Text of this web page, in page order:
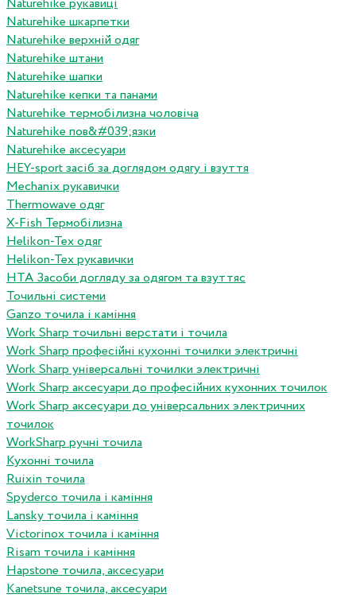
Naturehike рукавиці
Naturehike шкарпетки
Naturehike верхній одяг
Naturehike штани
Naturehike шапки
Naturehike кепки та панами
Naturehike термобілизна чоловіча
Naturehike пов&#039;язки
Naturehike аксесуари
HEY-sport засіб за доглядом одягу і взуття
Mechanix рукавички
Thermowave одяг
X-Fish Термобілизна
Helikon-Tex одяг
Helikon-Tex рукавички
HTA Засоби догляду за одягом та взуттяс
Точильні системи
Ganzo точила і каміння
Work Sharp точильні верстати і точила
Work Sharp професiйнi кухоннi точилки электричнi
Work Sharp унiверсальнi точилки электричнi
Work Sharp аксесуари до професiйних кухонних точилок
Work Sharp аксесуари до унiверсальних электричних
точилок
WorkSharp ручні точила
Кухонні точила
Ruixin точила
Spyderco точила і каміння
Lansky точила і каміння
Victorinox точила і каміння
Risam точила і каміння
Hapstone точила, аксесуари
Kanetsune точила, аксесуари